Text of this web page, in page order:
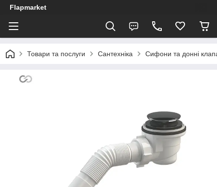
Flapmarket
Товари та послуги Сантехніка Сифони та донні